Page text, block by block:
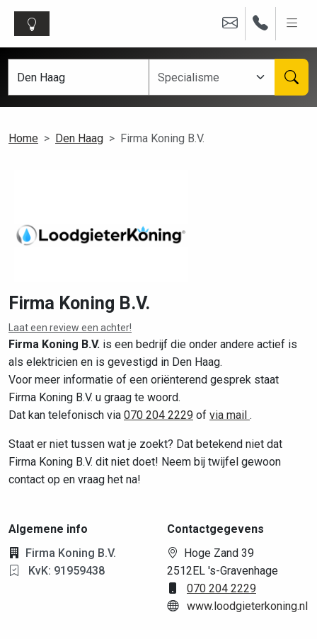
Home Den Haag Firma Koning B.V.
Firma Koning B.V.
Laat een review een achter!
Firma Koning B.V. is een bedrijf die onder andere actief is
als elektricien en is gevestigd in Den Haag.
Voor meer informatie of een oriënterend gesprek staat
Firma Koning B.V. u graag te woord.
Dat kan telefonisch via 070 204 2229 of via mail .
Staat er niet tussen wat je zoekt? Dat betekend niet dat
Firma Koning B.V. dit niet doet! Neem bij twijfel gewoon
contact op en vraag het na!
Algemene info
Firma Koning B.V.
KvK: 91959438
Contactgegevens
Hoge Zand 39
2512EL 's-Gravenhage
070 204 2229
www.loodgieterkoning.nl